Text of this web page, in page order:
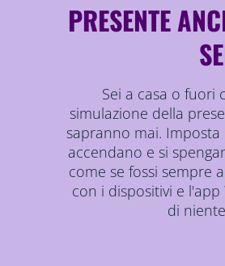
PRESENTE
Sei a casa o fuori
simulazione della
sapranno mai.
accendano e si
come se fossi sempre
con i dispositivi e l'app
di